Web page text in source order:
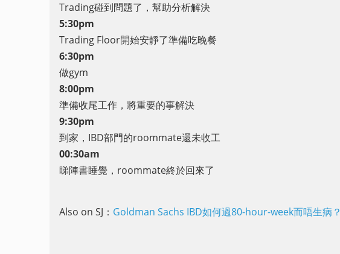
Trading碰到問題了，幫助分析解決
5:30pm
Trading Floor開始安靜了準備吃晚餐
6:30pm
做gym
8:00pm
準備收尾工作，將重要的事解決
9:30pm
到家，IBD部門的roommate還未收工
00:30am
睇陣書睡覺，roommate終於回來了
Also on SJ： Goldman Sachs IBD如何過80-hour-week而唔生病？